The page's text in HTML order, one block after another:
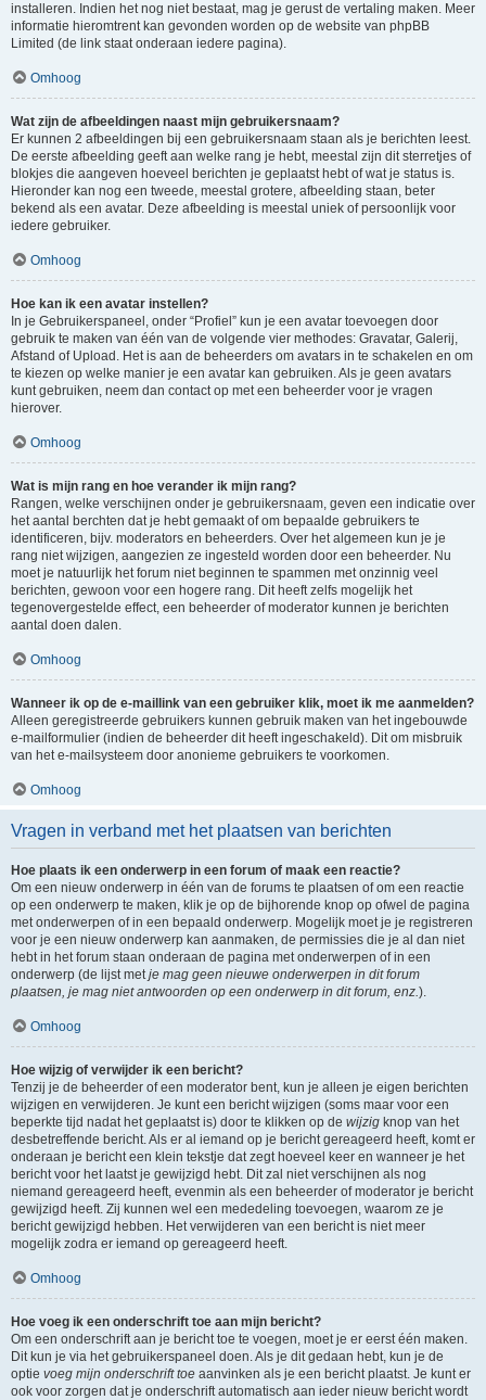
installeren. Indien het nog niet bestaat, mag je gerust de vertaling maken. Meer
informatie hieromtrent kan gevonden worden op de website van phpBB
Limited (de link staat onderaan iedere pagina).
Omhoog
Wat zijn de afbeeldingen naast mijn gebruikersnaam?
Er kunnen 2 afbeeldingen bij een gebruikersnaam staan als je berichten leest.
De eerste afbeelding geeft aan welke rang je hebt, meestal zijn dit sterretjes of
blokjes die aangeven hoeveel berichten je geplaatst hebt of wat je status is.
Hieronder kan nog een tweede, meestal grotere, afbeelding staan, beter
bekend als een avatar. Deze afbeelding is meestal uniek of persoonlijk voor
iedere gebruiker.
Omhoog
Hoe kan ik een avatar instellen?
In je Gebruikerspaneel, onder “Profiel” kun je een avatar toevoegen door
gebruik te maken van één van de volgende vier methodes: Gravatar, Galerij,
Afstand of Upload. Het is aan de beheerders om avatars in te schakelen en om
te kiezen op welke manier je een avatar kan gebruiken. Als je geen avatars
kunt gebruiken, neem dan contact op met een beheerder voor je vragen
hierover.
Omhoog
Wat is mijn rang en hoe verander ik mijn rang?
Rangen, welke verschijnen onder je gebruikersnaam, geven een indicatie over
het aantal berchten dat je hebt gemaakt of om bepaalde gebruikers te
identificeren, bijv. moderators en beheerders. Over het algemeen kun je je
rang niet wijzigen, aangezien ze ingesteld worden door een beheerder. Nu
moet je natuurlijk het forum niet beginnen te spammen met onzinnig veel
berichten, gewoon voor een hogere rang. Dit heeft zelfs mogelijk het
tegenovergestelde effect, een beheerder of moderator kunnen je berichten
aantal doen dalen.
Omhoog
Wanneer ik op de e-maillink van een gebruiker klik, moet ik me aanmelden?
Alleen geregistreerde gebruikers kunnen gebruik maken van het ingebouwde
e-mailformulier (indien de beheerder dit heeft ingeschakeld). Dit om misbruik
van het e-mailsysteem door anonieme gebruikers te voorkomen.
Omhoog
Vragen in verband met het plaatsen van berichten
Hoe plaats ik een onderwerp in een forum of maak een reactie?
Om een nieuw onderwerp in één van de forums te plaatsen of om een reactie
op een onderwerp te maken, klik je op de bijhorende knop op ofwel de pagina
met onderwerpen of in een bepaald onderwerp. Mogelijk moet je je registreren
voor je een nieuw onderwerp kan aanmaken, de permissies die je al dan niet
hebt in het forum staan onderaan de pagina met onderwerpen of in een
onderwerp (de lijst metje mag geen nieuwe onderwerpen in dit forum
plaatsen, je mag niet antwoorden op een onderwerp in dit forum, enz.).
Omhoog
Hoe wijzig of verwijder ik een bericht?
Tenzij je de beheerder of een moderator bent, kun je alleen je eigen berichten
wijzigen en verwijderen. Je kunt een bericht wijzigen (soms maar voor een
beperkte tijd nadat het geplaatst is) door te klikken op de wijzig knop van het
desbetreffende bericht. Als er al iemand op je bericht gereageerd heeft, komt er
onderaan je bericht een klein tekstje dat zegt hoeveel keer en wanneer je het
bericht voor het laatst je gewijzigd hebt. Dit zal niet verschijnen als nog
niemand gereageerd heeft, evenmin als een beheerder of moderator je bericht
gewijzigd heeft. Zij kunnen wel een mededeling toevoegen, waarom ze je
bericht gewijzigd hebben. Het verwijderen van een bericht is niet meer
mogelijk zodra er iemand op gereageerd heeft.
Omhoog
Hoe voeg ik een onderschrift toe aan mijn bericht?
Om een onderschrift aan je bericht toe te voegen, moet je er eerst één maken.
Dit kun je via het gebruikerspaneel doen. Als je dit gedaan hebt, kun je de
optie voeg mijn onderschrift toe aanvinken als je een bericht plaatst. Je kunt er
ook voor zorgen dat je onderschrift automatisch aan ieder nieuw bericht wordt